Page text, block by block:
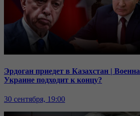
Эрдоган приедет в Казахстан |
Украине подходит к концу?
30 сентября, 19:00